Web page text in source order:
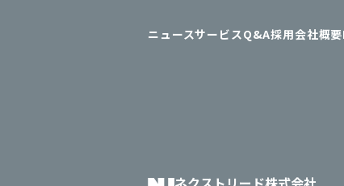
ニュースサービスQ&A採用会社概要